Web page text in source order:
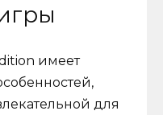
имеет
для